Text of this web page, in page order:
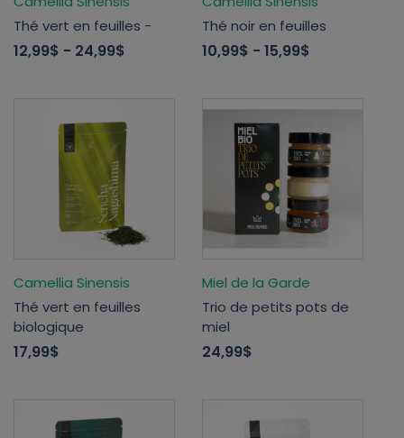
Thé vert en feuilles -
12,99$ - 24,99$
Thé noir en feuilles
10,99$ - 15,99$
Camellia Sinensis
Thé vert en feuilles
biologique
17,99$
Miel de la Garde
Trio de petits pots de
miel
24,99$